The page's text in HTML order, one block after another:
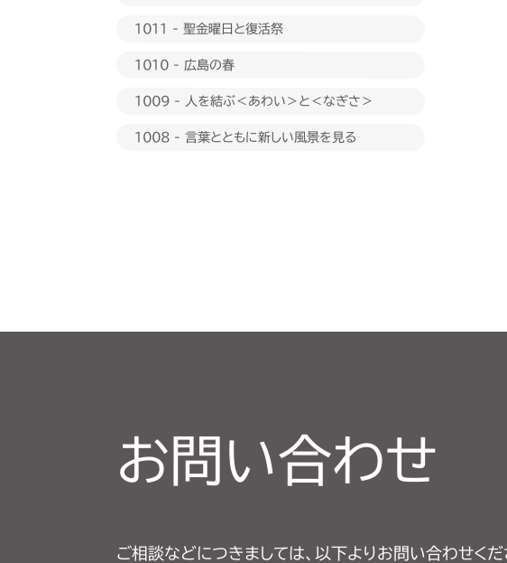
1011 - 聖金曜日と復活祭
1010 - 広島の春
1009 - 人を結ぶ＜あわい＞と＜なぎさ＞
1008 - 言葉とともに新しい風景を見る
お問い合わせ
ご相談などにつきましては、以下よりお問い合わせくだ